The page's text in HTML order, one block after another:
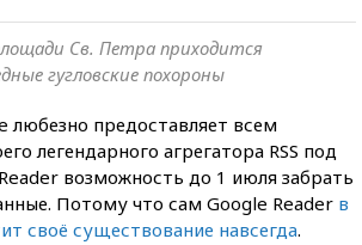
Св. Петра приходится
гугловские похороны
любезно предоставляет всем
легендарного агрегатора RSS под
возможность до 1 июля забрать
Потому что сам Google Reader в
своё существование навсегда.